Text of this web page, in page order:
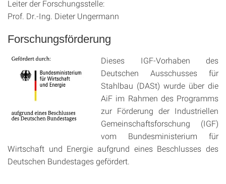
Leiter der Forschungsstelle:
Prof. Dr.-Ing. Dieter Ungermann
Forschungsförderung
Dieses IGF-Vorhaben des
Deutschen Ausschusses für
Stahlbau (DASt) wurde über die
AiF im Rahmen des Programms
zur Förderung der Industriellen
Gemeinschaftsforschung (IGF)
vom Bundesministerium für
Wirtschaft und Energie aufgrund eines Beschlusses des
Deutschen Bundestages gefördert.